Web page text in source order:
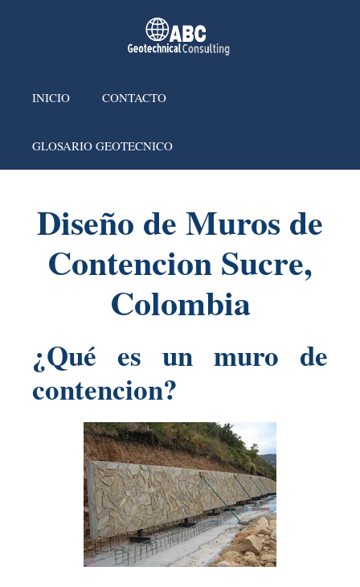
INICIO CONTACTO
GLOSARIO GEOTECNICO
Diseño de Muros de
Contencion Sucre,
Colombia
¿Qué es un muro de
contencion?